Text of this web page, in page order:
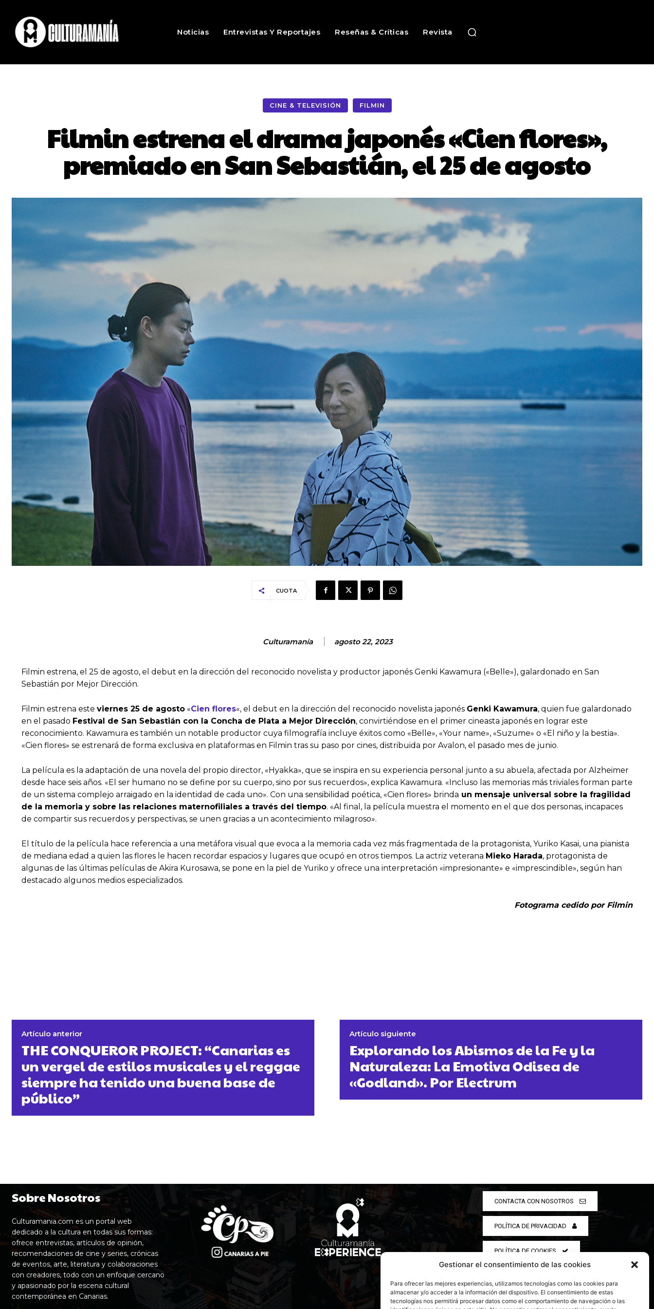
Gestionar el consentimiento de las cookies
Para ofrecer las mejores experiencias, utilizamos tecnologías como las cookies para
almacenar y/o acceder a la información del dispositivo. El consentimiento de estas
tecnologías nos permitirá procesar datos como el comportamiento de navegación o las
Noticias Entrevistas Y Reportajes Reseñas & Críticas Revista
CINE & TELEVISIÓN FILMIN
Filmin estrena el drama japonés «Cien flores»,
premiado en San Sebastián, el 25 de agosto
CUOTA
Culturamanía agosto 22, 2023
Filmin estrena, el 25 de agosto, el debut en la dirección del reconocido novelista y productor japonés Genki Kawamura («Belle»), galardonado en San
Sebastián por Mejor Dirección.
Filmin estrena este viernes 25 de agosto «Cien flores«, el debut en la dirección del reconocido novelista japonés Genki Kawamura, quien fue galardonado
en el pasado Festival de San Sebastián con la Concha de Plata a Mejor Dirección, convirtiéndose en el primer cineasta japonés en lograr este
reconocimiento. Kawamura es también un notable productor cuya filmografía incluye éxitos como «Belle», «Your name», «Suzume» o «El niño y la bestia».
«Cien flores» se estrenará de forma exclusiva en plataformas en Filmin tras su paso por cines, distribuida por Avalon, el pasado mes de junio.
La película es la adaptación de una novela del propio director, «Hyakka», que se inspira en su experiencia personal junto a su abuela, afectada por Alzheimer
desde hace seis años. «El ser humano no se define por su cuerpo, sino por sus recuerdos», explica Kawamura. «Incluso las memorias más triviales forman parte
de un sistema complejo arraigado en la identidad de cada uno». Con una sensibilidad poética, «Cien flores» brinda un mensaje universal sobre la fragilidad
de la memoria y sobre las relaciones maternofiliales a través del tiempo. «Al final, la película muestra el momento en el que dos personas, incapaces
de compartir sus recuerdos y perspectivas, se unen gracias a un acontecimiento milagroso».
El título de la película hace referencia a una metáfora visual que evoca a la memoria cada vez más fragmentada de la protagonista, Yuriko Kasai, una pianista
de mediana edad a quien las flores le hacen recordar espacios y lugares que ocupó en otros tiempos. La actriz veterana Mieko Harada, protagonista de
algunas de las últimas películas de Akira Kurosawa, se pone en la piel de Yuriko y ofrece una interpretación «impresionante» e «imprescindible», según han
destacado algunos medios especializados.
Fotograma cedido por Filmin
Artículo anterior
THE CONQUEROR PROJECT: “Canarias es
un vergel de estilos musicales y el reggae
siempre ha tenido una buena base de
público”
Artículo siguiente
Explorando los Abismos de la Fe y la
Naturaleza: La Emotiva Odisea de
«Godland». Por Electrum
Sobre Nosotros
Culturamania.com es un portal web
dedicado a la cultura en todas sus formas:
ofrece entrevistas, artículos de opinión,
recomendaciones de cine y series, crónicas
de eventos, arte, literatura y colaboraciones
con creadores, todo con un enfoque cercano
y apasionado por la escena cultural
contemporánea en Canarias.
CONTACTA CON NOSOTROS
POLÍTICA DE PRIVACIDAD
POLÍTICA DE COOKIES